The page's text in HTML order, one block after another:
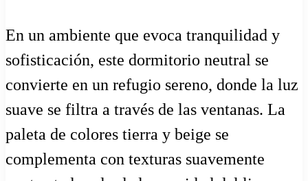
En un ambiente que evoca tranquilidad y
sofisticación, este dormitorio neutral se
convierte en un refugio sereno, donde la luz
suave se filtra a través de las ventanas. La
paleta de colores tierra y beige se
complementa con texturas suavemente